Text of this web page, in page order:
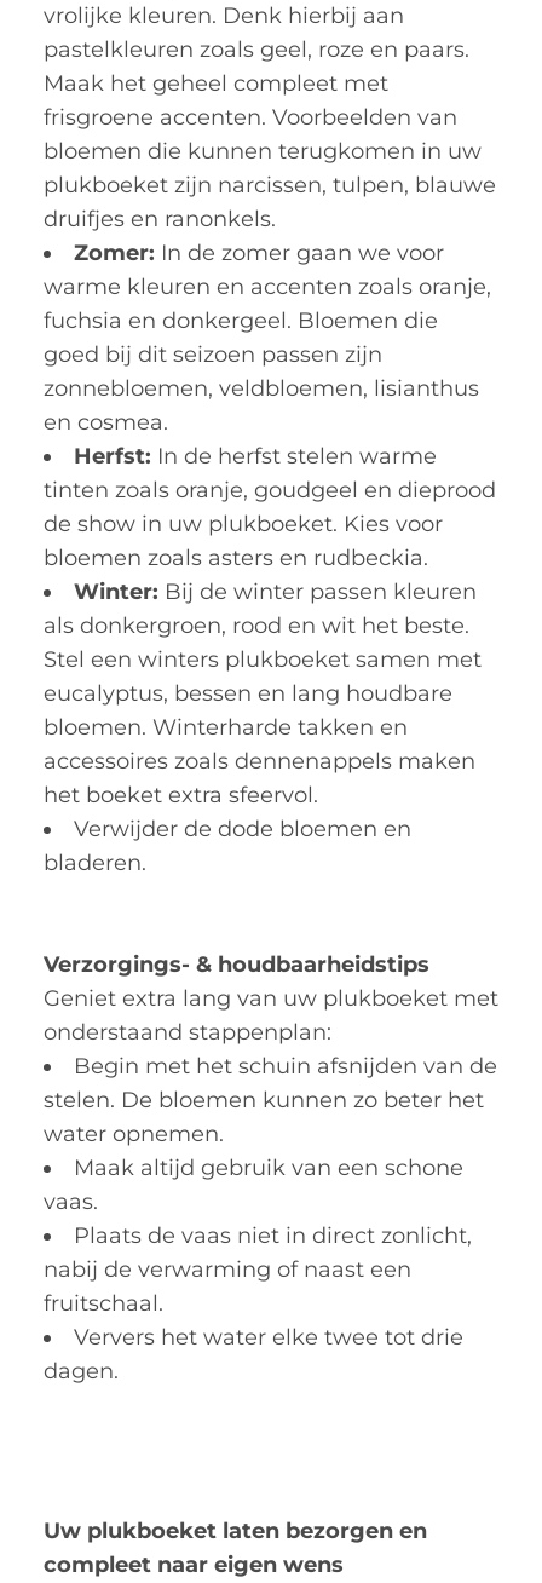
vrolijke kleuren. Denk hierbij aan
pastelkleuren zoals geel, roze en paars.
Maak het geheel compleet met
frisgroene accenten. Voorbeelden van
bloemen die kunnen terugkomen in uw
plukboeket zijn narcissen, tulpen, blauwe
druifjes en ranonkels.
Zomer: In de zomer gaan we voor
warme kleuren en accenten zoals oranje,
fuchsia en donkergeel. Bloemen die
goed bij dit seizoen passen zijn
zonnebloemen, veldbloemen, lisianthus
en cosmea.
Herfst: In de herfst stelen warme
tinten zoals oranje, goudgeel en dieprood
de show in uw plukboeket. Kies voor
bloemen zoals asters en rudbeckia.
Winter: Bij de winter passen kleuren
als donkergroen, rood en wit het beste.
Stel een winters plukboeket samen met
eucalyptus, bessen en lang houdbare
bloemen. Winterharde takken en
accessoires zoals dennenappels maken
het boeket extra sfeervol.
Verwijder de dode bloemen en
bladeren.
Verzorgings- & houdbaarheidstips
Geniet extra lang van uw plukboeket met
onderstaand stappenplan:
Begin met het schuin afsnijden van de
stelen. De bloemen kunnen zo beter het
water opnemen.
Maak altijd gebruik van een schone
vaas.
Plaats de vaas niet in direct zonlicht,
nabij de verwarming of naast een
fruitschaal.
Ververs het water elke twee tot drie
dagen.
Uw plukboeket laten bezorgen en
compleet naar eigen wens